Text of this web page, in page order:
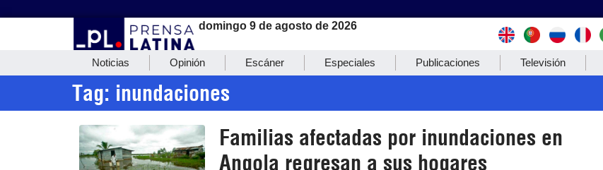
domingo 9 de agosto de 2026
Noticias Opinión Escáner Especiales Publicaciones Televisión
Tag: inundaciones
Familias afectadas por inundaciones en
Angola regresan a sus hogares